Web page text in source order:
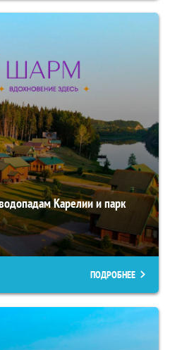
Карелии и парк
ПОДРОБНЕЕ